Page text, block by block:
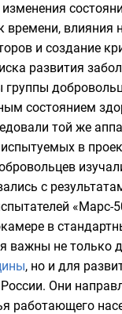
времени, влияния
и создание
развития
группы
состоянием
той же
в
с
«Марс-
в
важны не только
, но и для
. Они
работающего